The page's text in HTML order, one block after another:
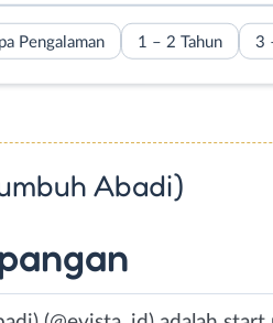
Pengalaman 1 – 2 Tahun 3
Abadi)